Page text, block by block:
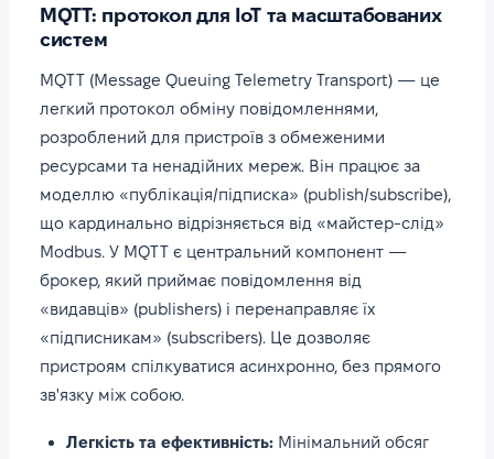
MQTT: протокол для IoT та масштабованих
систем
MQTT (Message Queuing Telemetry Transport) — це
легкий протокол обміну повідомленнями,
розроблений для пристроїв з обмеженими
ресурсами та ненадійних мереж. Він працює за
моделлю «публікація/підписка» (publish/subscribe),
що кардинально відрізняється від «майстер-слід»
Modbus. У MQTT є центральний компонент —
брокер, який приймає повідомлення від
«видавців» (publishers) і перенаправляє їх
«підписникам» (subscribers). Це дозволяє
пристроям спілкуватися асинхронно, без прямого
зв'язку між собою.
Легкість та ефективність: Мінімальний обсяг